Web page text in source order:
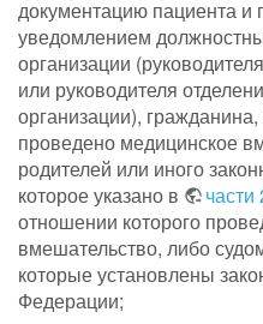
документацию пациента
уведомлением
организации
или руководителя
организации),
проведено медицинское
родителей или иного
которое указано в
части
отношении которого
вмешательство, либо
которые установлены
Федерации;